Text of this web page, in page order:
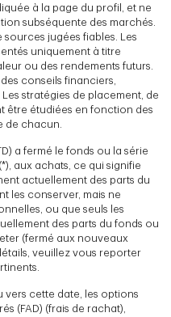
à la page du profil, et ne
subséquente des marchés.
jugées fiables. Les
uniquement à titre
ou des rendements futurs.
conseils financiers,
stratégies de placement, de
être étudiées en fonction des
de chacun.
a fermé le fonds ou la série
aux achats, ce qui signifie
actuellement des parts du
les conserver, mais ne
ou que seuls les
des parts du fonds ou
(fermé aux nouveaux
veuillez vous reporter
vers cette date, les options
(FAD) (frais de rachat),